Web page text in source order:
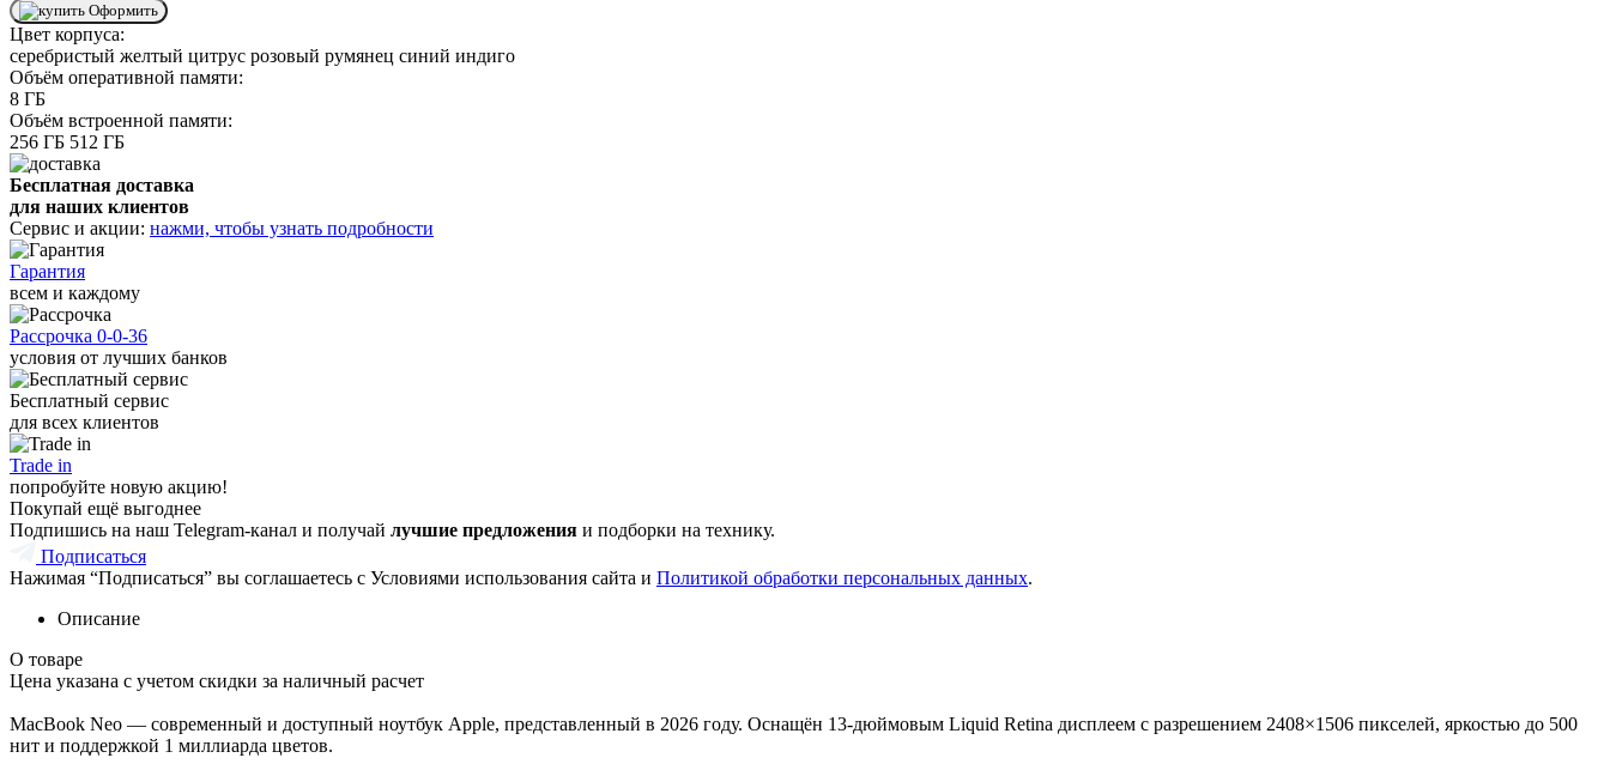
Оформить
Цвет корпуса:
серебристый желтый цитрус розовый румянец синий индиго
Объём оперативной памяти:
8 ГБ
Объём встроенной памяти:
256 ГБ 512 ГБ
Бесплатная доставка
для наших клиентов
Сервис и акции: нажми, чтобы узнать подробности
Гарантия
всем и каждому
Рассрочка 0-0-36
условия от лучших банков
Бесплатный сервис
для всех клиентов
Trade in
попробуйте новую акцию!
Покупай ещё выгоднее
Подпишись на наш Telegram-канал и получай лучшие предложения и подборки на технику.
Подписаться
Нажимая “Подписаться” вы соглашаетесь с Условиями использования сайта и Политикой обработки персональных данных.
Описание
О товаре
Цена указана с учетом скидки за наличный расчет
MacBook Neo — современный и доступный ноутбук Apple, представленный в 2026 году. Оснащён 13-дюймовым Liquid Retina дисплеем с разрешением 2408×1506 пикселей, яркостью до 500
нит и поддержкой 1 миллиарда цветов.